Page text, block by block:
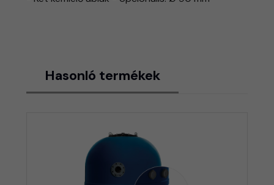
Hasonló termékek